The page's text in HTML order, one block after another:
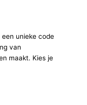
unieke code
van
maakt. Kies je